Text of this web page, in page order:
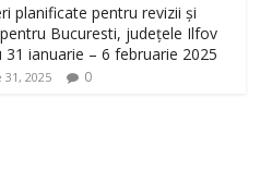
planificate pentru revizii și
Bucuresti, județele Ilfov
31 ianuarie – 6 februarie 2025
2025 0